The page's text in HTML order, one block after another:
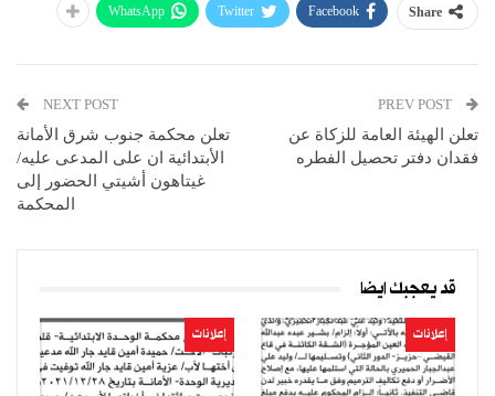
Share
Facebook
Twitter
WhatsApp
تعلن الهيئة العامة للزكاة عن
فقدان دفتر تحصيل الفطره
NEXT POST
تعلن محكمة جنوب شرق الأمانة
الأبتدائية ان على المدعى عليه/
غيتاهون أشيتي الحضور إلى
المحكمة
قد يعجبك ايضا
إعلانات إعلانات